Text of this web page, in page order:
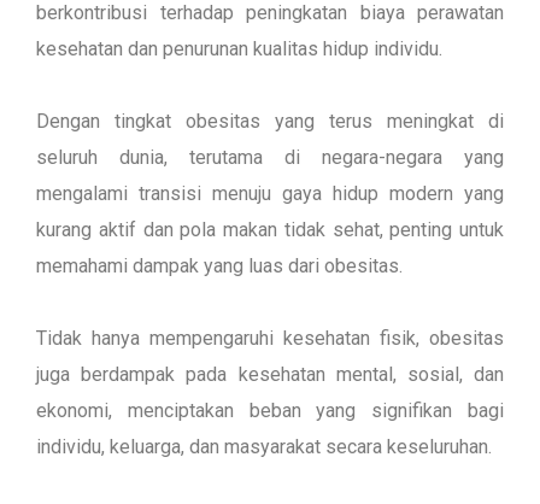
berkontribusi terhadap peningkatan biaya perawatan
kesehatan dan penurunan kualitas hidup individu.
Dengan tingkat obesitas yang terus meningkat di
seluruh dunia, terutama di negara-negara yang
mengalami transisi menuju gaya hidup modern yang
kurang aktif dan pola makan tidak sehat, penting untuk
memahami dampak yang luas dari obesitas.
Tidak hanya mempengaruhi kesehatan fisik, obesitas
juga berdampak pada kesehatan mental, sosial, dan
ekonomi, menciptakan beban yang signifikan bagi
individu, keluarga, dan masyarakat secara keseluruhan.